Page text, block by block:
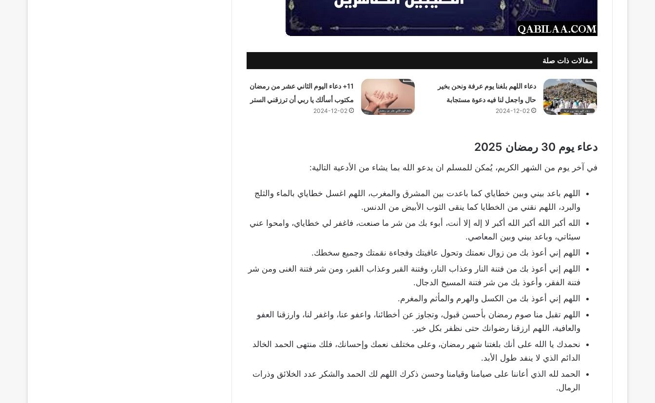
مقالات ذات صلة
دعاء اللهم بلغنا يوم عرفة ونحن بخير
حال واجعل لنا فيه دعوة مستجابة
2024-12-02
11+ دعاء اليوم الثاني عشر من رمضان
مكتوب أسألك يا ربي أن ترزقني الستر
2024-12-02
دعاء يوم 30 رمضان 2025
في آخر يوم من الشهر الكريم، يُمكن للمسلم ان يدعو الله بما يشاء من الأدعية التالية:
اللهم باعد بيني وبين خطاياي كما باعدت بين المشرق والمغرب، اللهم اغسل خطاياي بالماء والثلج
والبرد، اللهم نقني من الخطايا كما ينقى الثوب الأبيض من الدنس.
الله أكبر الله أكبر الله أكبر لا إله إلا أنت، أبوء بك من شر ما صنعت، فاغفر لي خطاياي، وامحوا عني
سيئاتي، وباعد بيني وبين المعاصي.
اللهم إني أعوذ بك من زوال نعمتك وتحول عافيتك وفجاءة نقمتك وجميع سخطك.
اللهم إني أعوذ بك من فتنة النار وعذاب النار، وفتنة القبر وعذاب القبر، ومن شر فتنة الغنى ومن شر
فتنة الفقر، وأعوذ بك من شر فتنة المسيح الدجال.
اللهم إني أعوذ بك من الكسل والهرم والمأثم والمغرم.
اللهم تقبل منا صوم رمضان بأحسن قبول، وتجاوز عن أخطائنا، واعفو عنا، واغفر لنا، وارزقنا العفو
والعافية، اللهم ارزقنا رضوانك حتى نظفر بكل خير.
نحمدك يا الله على أنك بلغتنا شهر رمضان، وعلى مختلف نعمك وإحسانك، فلك منتهى الحمد الخالد
الدائم الذي لا ينفد طول الأبد.
الحمد لله الذي أعاننا على صيامنا وقيامنا وحسن ذكرك اللهم لك الحمد والشكر عدد الخلائق وذرات
الرمال.